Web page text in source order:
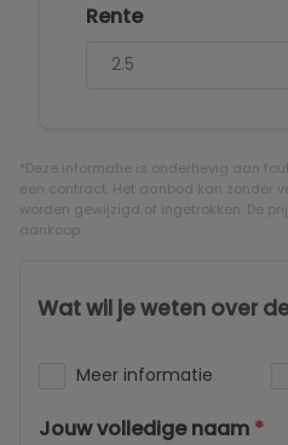
Rente
*Deze informatie is onderhevig aan
een contract. Het aanbod kan zonder
worden gewijzigd of ingetrokken. De
aankoop.
Wat wil je weten over
Meer informatie
Jouw volledige naam *